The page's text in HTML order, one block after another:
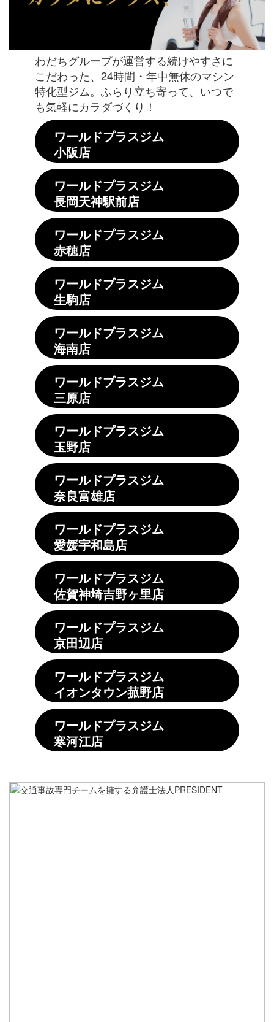
わだちグループが運営する続けやすさに
こだわった、24時間・年中無休のマシン
特化型ジム。ふらり立ち寄って、いつで
も気軽にカラダづくり！
ワールドプラスジム
小阪店
ワールドプラスジム
長岡天神駅前店
ワールドプラスジム
赤穂店
ワールドプラスジム
生駒店
ワールドプラスジム
海南店
ワールドプラスジム
三原店
ワールドプラスジム
玉野店
ワールドプラスジム
奈良富雄店
ワールドプラスジム
愛媛宇和島店
ワールドプラスジム
佐賀神埼吉野ヶ里店
ワールドプラスジム
京田辺店
ワールドプラスジム
イオンタウン菰野店
ワールドプラスジム
寒河江店